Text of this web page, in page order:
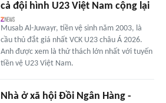
cả đội hình U23 Việt Nam cộng lại
Musab Al-Juwayr, tiền vệ sinh năm 2003, là
cầu thủ đắt giá nhất VCK U23 châu Á 2026.
Anh được xem là thử thách lớn nhất với tuyến
tiền vệ U23 Việt Nam.
Nhà ở xã hội Đồi Ngân Hàng -